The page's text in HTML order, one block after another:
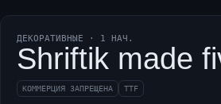
ДЕКОРАТИВНЫЕ · 1 НАЧ.
Shriftik made
КОММЕРЦИЯ ЗАПРЕЩЕНА TTF